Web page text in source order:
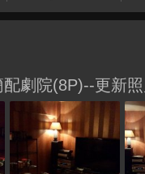
劇院(8P)--更新